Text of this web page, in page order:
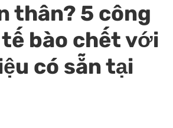
thân? 5 công
bào chết với
có sẵn tại